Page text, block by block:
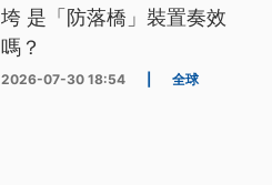
垮 是「防落橋」裝置奏效
嗎？
2026-07-30 18:54 全球